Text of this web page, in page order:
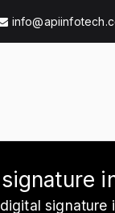
digital signature